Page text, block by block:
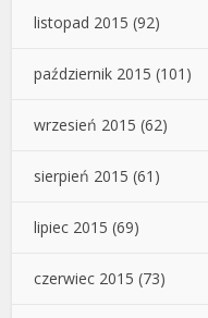
listopad 2015 (92)
październik 2015 (101)
wrzesień 2015 (62)
sierpień 2015 (61)
lipiec 2015 (69)
czerwiec 2015 (73)